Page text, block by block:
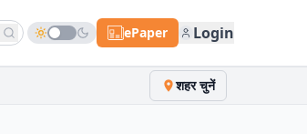
ePaper Login
शहर चुनें